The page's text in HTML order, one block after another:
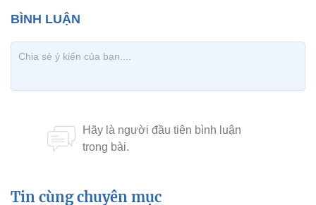
Tin cùng chuyên mục